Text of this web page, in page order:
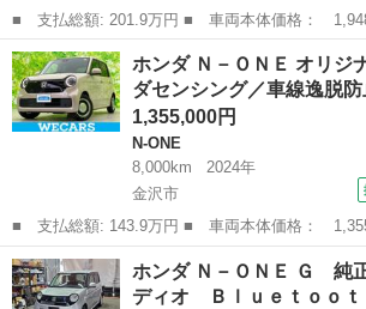
■ 支払総額: 201.9万円 ■ 車両本体価格： 1,948,000 円 ■ メーカ
ー名： ホンダ ■ 車種名： Ｎ－ＯＮＥ ■ グ
Ｈ ＳＥＮＳＩＮＧ ２ト－ン 最長５年保証
ラ ＢＴ...
石川 金沢市 N-ONE
ホンダ Ｎ－ＯＮＥ オリ
ダセンシング／車線逸脱
1,355,000円
N-ONE
8,000km
2024年
金沢市
■ 支払総額: 143.9万円 ■ 車両本体価格： 1,355,000 円 ■ メーカ
ー名： ホンダ ■ 車種名： Ｎ－ＯＮＥ ■ グ
ナル 保証書／ホンダセンシング／車線逸脱防止
ト ハー...
石川 金沢市 N-ONE
ホンダ Ｎ－ＯＮＥ Ｇ 純
ディオ Ｂｌｕｅｔｏｏ